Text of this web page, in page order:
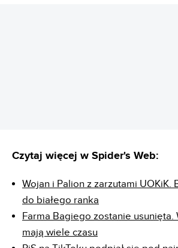
Czytaj więcej w Spider's Web:
Wojan i Palion z zarzutami UOKiK.
do białego ranka
Farma Bagiego zostanie usunięta.
mają wiele czasu